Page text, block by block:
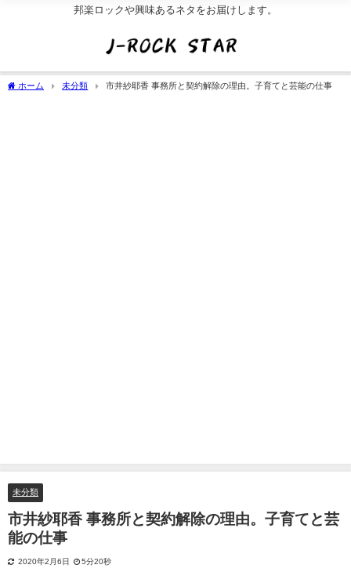
邦楽ロックや興味あるネタをお届けします。
ホーム 未分類 市井紗耶香 事務所と契約解除の理由。子育てと芸能の仕事
未分類
市井紗耶香 事務所と契約解除の理由。子育てと芸
能の仕事
2020年2月6日 5分20秒